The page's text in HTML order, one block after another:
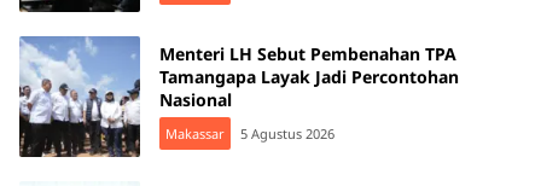
Menteri LH Sebut Pembenahan TPA
Tamangapa Layak Jadi Percontohan
Nasional
Makassar 5 Agustus 2026